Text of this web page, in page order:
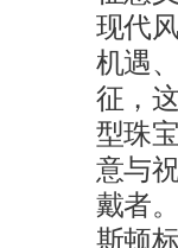
现代
机遇
征，
型珠
意与
戴者